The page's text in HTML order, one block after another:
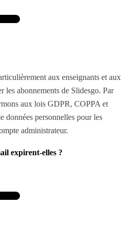
aux enseignants et aux
les abonnements de Slidesgo. Par
aux lois GDPR, COPPA et
données personnelles pour les
administrateur.
expirent-elles ?